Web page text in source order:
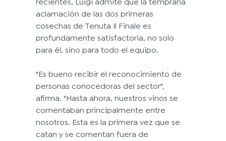
aclamación de las dos primeras
cosechas de Tenuta Il Finale es
profundamente satisfactoria, no solo
para él, sino para todo el equipo.
"Es bueno recibir el reconocimiento de
personas conocedoras del sector",
afirma. "Hasta ahora, nuestros vinos se
comentaban principalmente entre
nosotros. Esta es la primera vez que se
catan y se comentan fuera de